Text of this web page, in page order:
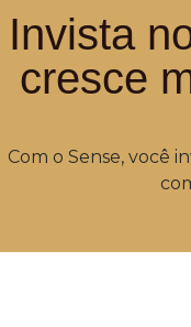
Invista
cresce
Com o Sense, você